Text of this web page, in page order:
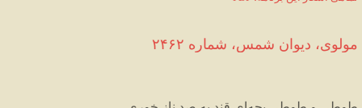
مولوی، دیوان شمس، شماره ۲۴۶۲